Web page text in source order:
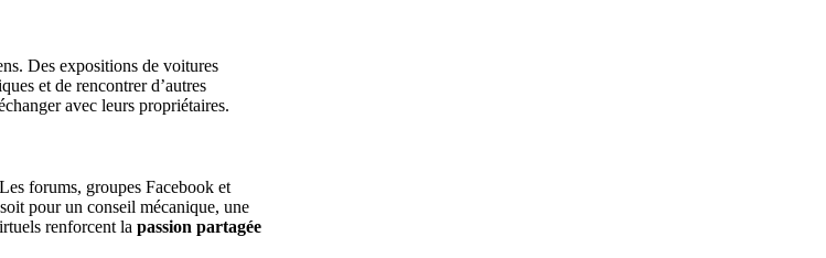
Des expositions de voitures
et de rencontrer d’autres
avec leurs propriétaires.
forums, groupes Facebook et
pour un conseil mécanique, une
renforcent la passion partagée